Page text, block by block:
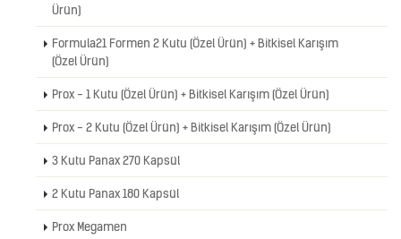
Ürün)
Formula21 Formen 2 Kutu (Özel Ürün) + Bitkisel Karışım
(Özel Ürün)
Prox - 1 Kutu (Özel Ürün) + Bitkisel Karışım (Özel Ürün)
Prox - 2 Kutu (Özel Ürün) + Bitkisel Karışım (Özel Ürün)
3 Kutu Panax 270 Kapsül
2 Kutu Panax 180 Kapsül
Prox Megamen